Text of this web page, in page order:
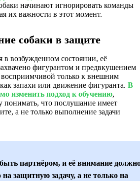
начинают игнорировать команды
их важности в этот момент.
собаки в защите
в возбужденном состоянии, её
фигурантом и предвкушением
восприимчивой только к внешним
запахи или движение фигуранта. В
изменить подход к обучению,
понимать, что послушание имеет
а не только выполнение задачи
партнёром, и её внимание
защитную задачу, а не только на